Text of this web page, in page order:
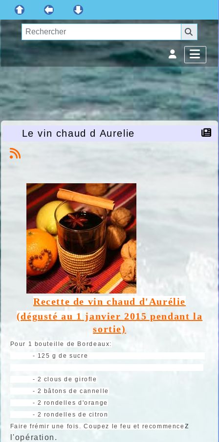
Le vin chaud d Aurelie
Recette de vin chaud d'Aurélie
(dégusté au 1 janvier 2015 pendant la
sortie)
Pour 1 bouteille de Bordeaux:
- 125 g de sucre
- 2 clous de girofle
- 2 bâtons de cannelle
- 2 rondelles d'orange
- 2 rondelles de citron
Faire frémir une fois. Coupez le feu et recommence z
l'opération.